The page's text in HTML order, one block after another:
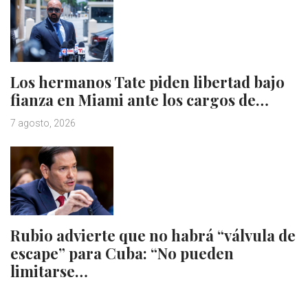
Los hermanos Tate piden libertad bajo
fianza en Miami ante los cargos de…
7 agosto, 2026
Rubio advierte que no habrá “válvula de
escape” para Cuba: “No pueden
limitarse…